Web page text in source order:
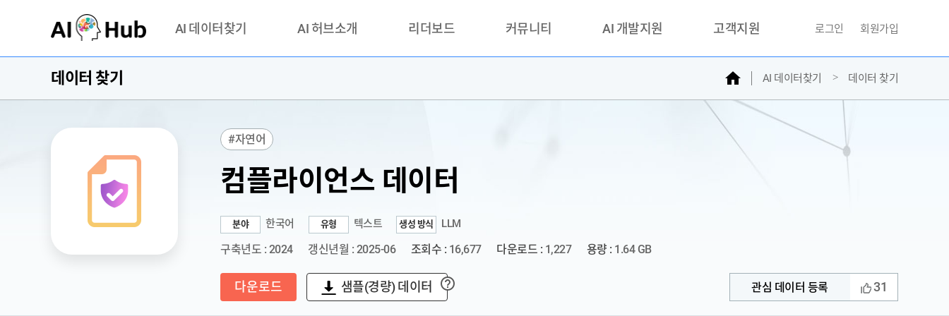
AI 데이터찾기
기관 제공 데이터
AI 허브 오픈 API
AI 허브소개
안심존이란?
리더보드 커뮤니티
활용성과 우수사례
AI 개발지원 고객지원
문의하기
자주찾는질문
민원접수
AI데이터등록신청
로그인 회원가입
데이터 찾기 홈 AI 데이터찾기 데이터 찾기
#자연어
컴플라이언스 데이터
분야 한국어 유형 텍스트 생성 방식 LLM
구축년도 : 2024 갱신년월 : 2025-06 조회수 : 16,677 다운로드 : 1,227 용량 : 1.64 GB
다운로드 샘플(경량) 데이터 ? 관심 데이터 등록 31